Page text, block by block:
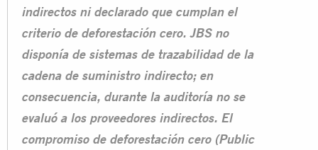
indirectos ni declarado que cumplan el
criterio de deforestación cero. JBS no
disponía de sistemas de trazabilidad de la
cadena de suministro indirecto; en
consecuencia, durante la auditoría no se
evaluó a los proveedores indirectos. El
compromiso de deforestación cero (Public